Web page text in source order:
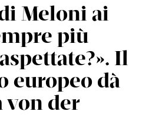
Meloni ai
più
Il
europeo dà
von der